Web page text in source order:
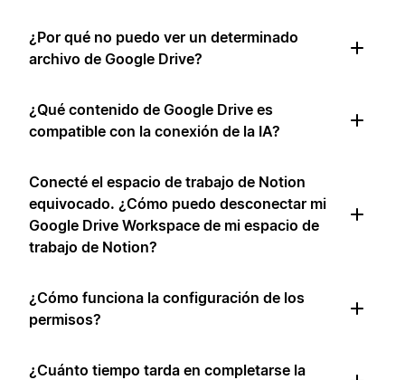
¿Por qué no puedo ver un determinado
archivo de Google Drive?
¿Qué contenido de Google Drive es
compatible con la conexión de la IA?
Conecté el espacio de trabajo de Notion
equivocado. ¿Cómo puedo desconectar mi
Google Drive Workspace de mi espacio de
trabajo de Notion?
¿Cómo funciona la configuración de los
permisos?
¿Cuánto tiempo tarda en completarse la